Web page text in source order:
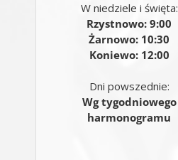
W niedziele i święta:
Rzystnowo: 9:00
Żarnowo: 10:30
Koniewo: 12:00
Dni powszednie:
Wg tygodniowego
harmonogramu